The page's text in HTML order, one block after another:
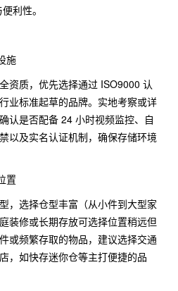
利性。
施
资质，优先选择通过 ISO9000 认
业标准起草的品牌。实地考察或详
认是否配备 24 小时视频监控、自
以及实名认证机制，确保存储环境
置
，选择仓型丰富（从小件到大型家
装修或长期存放可选择位置稍远但
或频繁存取的物品，建议选择交通
，如快存迷你仓等主打便捷的品